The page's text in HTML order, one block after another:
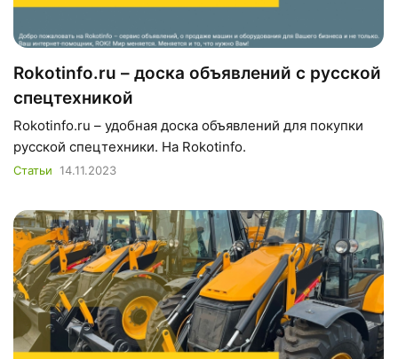
Rokotinfo.ru – доска объявлений с русской
спецтехникой
Rokotinfo.ru – удобная доска объявлений для покупки
русской спецтехники. На Rokotinfo.
Статьи 14.11.2023